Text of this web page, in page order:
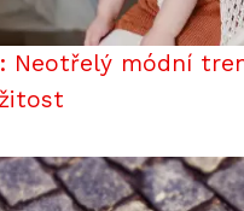
Neotřelý módní